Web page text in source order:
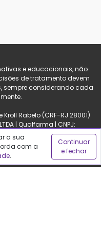
e educacionais, não
de tratamento devem
sempre considerando cada
Rabelo (CRF-RJ 28001)
| Qualfarma | CNPJ:
04
Tijuca, Rio de Janeiro - RJ.
LEIA A BULA. SE PERSISTIREM
a sua
com a
.
Continuar
e fechar